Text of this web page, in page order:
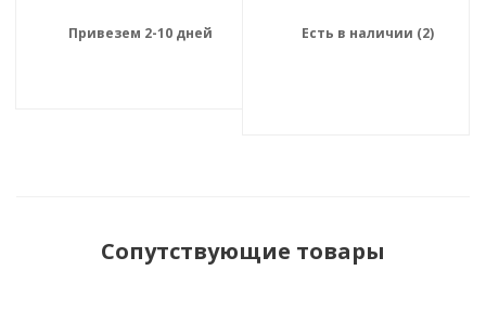
Привезем 2-10 дней Есть в наличии (2)
Сопутствующие товары